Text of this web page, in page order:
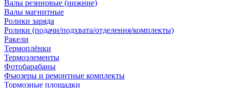
Валы резиновые (нижние)
Валы магнитные
Ролики заряда
Ролики (подачи/подхвата/отделения/комплекты)
Ракели
Термоплёнки
Термоэлементы
Фотобарабаны
Фьюзеры и ремонтные комплекты
Тормозные площадки